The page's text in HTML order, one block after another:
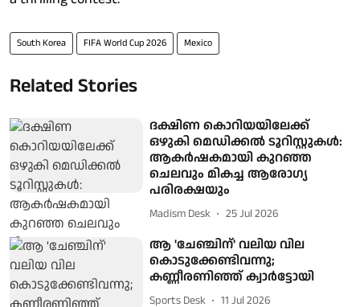
South Korea FIFA World Cup 2026 Mexico
Related Stories
ദക്ഷിണ കൊറിയയിലേക്ക്
ഒഴുകി മെഡിക്കൽ ടൂറിസ്റ്റുകൾ:
ആകർഷകമായി കുറഞ്ഞ
ചെലവും മികച്ച ആരോഗ്യ
പരിരക്ഷയും
Madism Desk 25 Jul 2026
ആ 'ചേഞ്ചിന്' വലിയ വില
കൊടുക്കേണ്ടിവന്നു;
കണ്ണീരണിഞ്ഞ് ക്വാർട്ടോയി
Sports Desk 11 Jul 2026